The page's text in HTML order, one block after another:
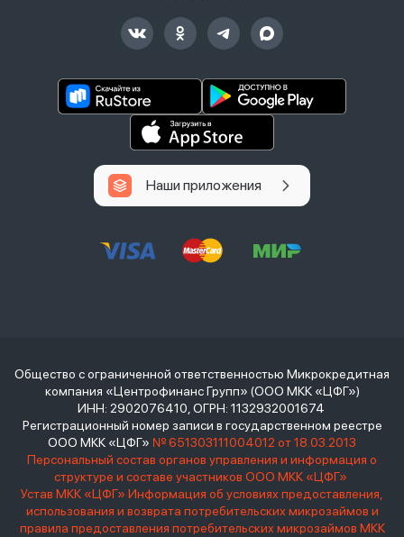
Наши приложения
Общество с ограниченной ответственностью Микрокредитная
компания «Центрофинанс Групп» (ООО МКК «ЦФГ»)
ИНН: 2902076410, ОГРН: 1132932001674
Регистрационный номер записи в государственном реестре
ООО МКК «ЦФГ» № 651303111004012 от 18.03.2013
Персональный состав органов управления и информация о
структуре и составе участников ООО МКК «ЦФГ»
Устав МКК «ЦФГ» Информация об условиях предоставления,
использования и возврата потребительских микрозаймов и
правила предоставления потребительских микрозаймов МКК